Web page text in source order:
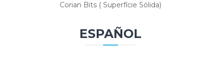
Corian Bits ( Superfície Sólida)
ESPAÑOL